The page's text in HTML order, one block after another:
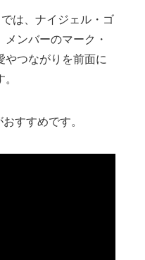
は、ナイジェル・ゴ
ンバーのマーク・
やつながりを前面に
すすめです。